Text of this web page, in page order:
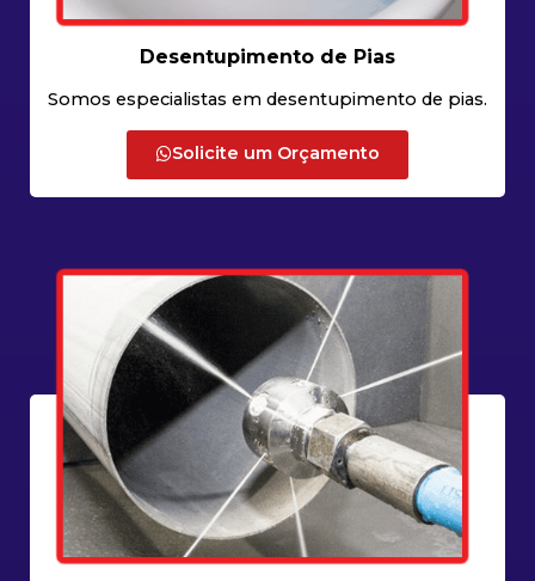
Desentupimento de Pias
Somos especialistas em desentupimento de pias.
Solicite um Orçamento